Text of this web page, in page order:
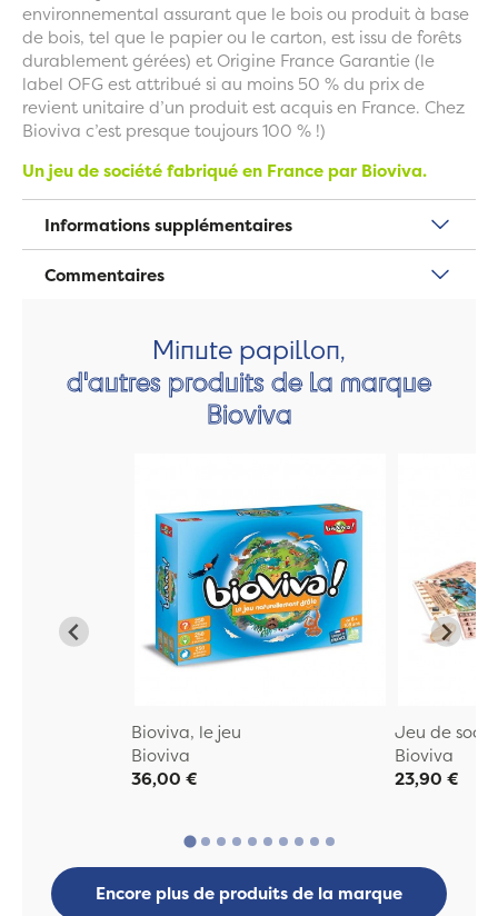
environnemental assurant que le bois ou produit à base
de bois, tel que le papier ou le carton, est issu de forêts
durablement gérées) et Origine France Garantie (le
label OFG est attribué si au moins 50 % du prix de
revient unitaire d’un produit est acquis en France. Chez
Bioviva c’est presque toujours 100 % !)
Un jeu de société fabriqué en France par Bioviva.
Informations supplémentaires
Commentaires
Minute papillon,
d'autres produits de la marque
Bioviva
Bioviva, le jeu
Bioviva
36,00 €
Jeu de
Bioviva
23,90 €
Encore plus de produits de la marque